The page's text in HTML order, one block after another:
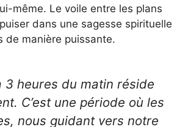
même. Le voile entre les plans
dans une sagesse spirituelle
de manière puissante.
heures du matin réside
C’est une période où les
nous guidant vers notre